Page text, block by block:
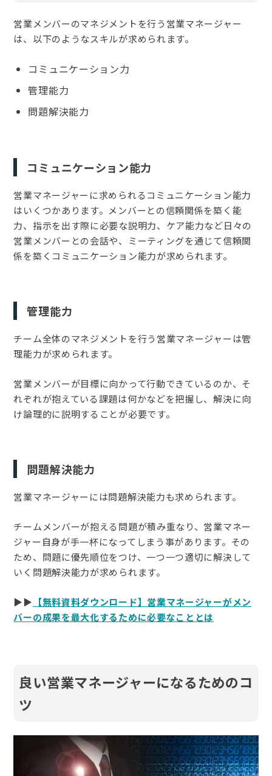
営業メンバーのマネジメントを行う営業マネージャー
は、以下のようなスキルが求められます。
コミュニケーション力
管理能力
問題解決能力
コミュニケーション能力
営業マネージャーに求められるコミュニケーション能力
はいくつかあります。メンバーとの信頼関係を築く能
力、指示を出す際に必要な説明力、ケア能力など日々の
営業メンバーとの会話や、ミーティングを通じて信頼関
係を築くコミュニケーション能力が求められます。
管理能力
チーム全体のマネジメントを行う営業マネージャーは管
理能力が求められます。
営業メンバーが目標に向かって行動できているのか、そ
れぞれが抱えている課題は何かなどを把握し、解決に向
け論理的に説明することが必要です。
問題解決能力
営業マネージャーには問題解決能力も求められます。
チームメンバーが抱える問題が積み重なり、営業マネー
ジャー自身が手一杯になってしまう事があります。その
ため、問題に優先順位をつけ、一つ一つ適切に解決して
いく問題解決能力が求められます。
▶️▶️ 【無料資料ダウンロード】営業マネージャーがメン
バーの成果を最大化するために必要なこととは
良い営業マネージャーになるためのコ
ツ